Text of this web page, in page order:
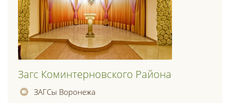
Загс Коминтерновского Района
ЗАГСы Воронежа